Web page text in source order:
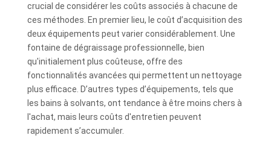
crucial de considérer les coûts associés à chacune de
ces méthodes. En premier lieu, le coût d’acquisition des
deux équipements peut varier considérablement. Une
fontaine de dégraissage professionnelle, bien
qu'initialement plus coûteuse, offre des
fonctionnalités avancées qui permettent un nettoyage
plus efficace. D’autres types d’équipements, tels que
les bains à solvants, ont tendance à être moins chers à
l'achat, mais leurs coûts d'entretien peuvent
rapidement s’accumuler.